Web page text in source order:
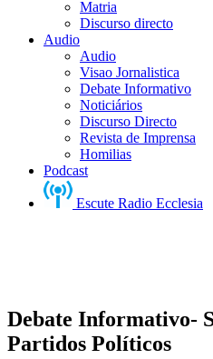
Matria
Discurso directo
Audio
Audio
Visao Jornalistica
Debate Informativo
Noticiários
Discurso Directo
Revista de Imprensa
Homilias
Podcast
Escute Radio Ecclesia
Debate Informativo-
Partidos Políticos